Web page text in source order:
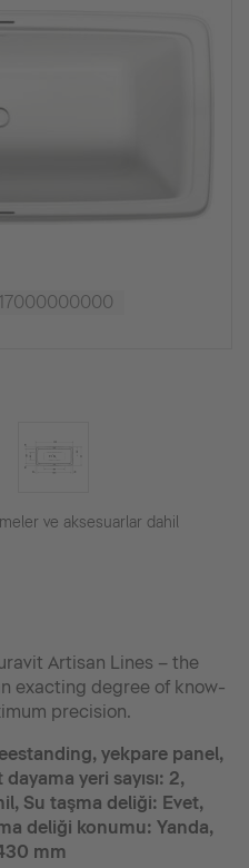
ve aksesuarlar dahil
Artisan Lines – the
exacting degree of know-
precision.
yekpare panel,
yeri sayısı: 2,
Su taşma deliği: Evet,
deliği konumu: Yanda,
mm